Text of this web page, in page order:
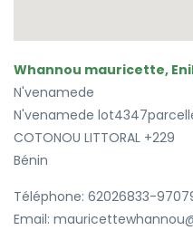
Whannou mauricette,
N'venamede
N'venamede
COTONOU LITTORAL +229
Bénin
Téléphone: 62026833-
Email: